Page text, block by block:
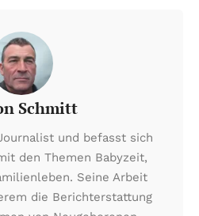
Schmitt
und befasst sich
den Themen Babyzeit,
Seine Arbeit
die Berichterstattung